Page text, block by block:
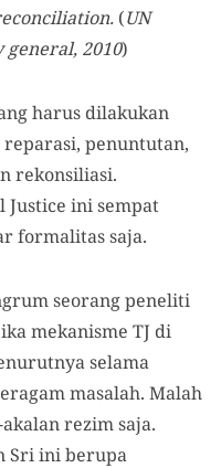
(UN
general, 2010)
harus dilakukan
penuntutan,
rekonsiliasi.
Justice ini sempat
formalitas saja.
seorang peneliti
mekanisme TJ di
selama
masalah. Malah
rezim saja.
Sri ini berupa